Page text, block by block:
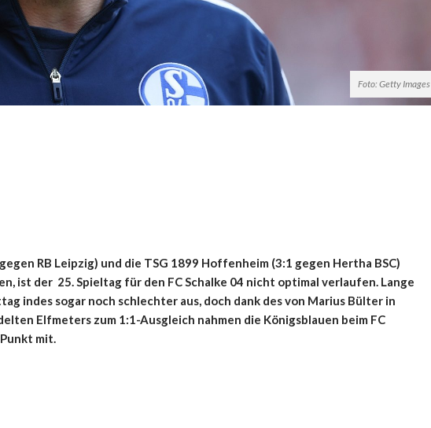
Foto: Getty Images
RB Leipzig) und die TSG 1899 Hoffenheim (3:1 gegen Hertha BSC)
ist der 25. Spieltag für den FC Schalke 04 nicht optimal verlaufen. Lange
indes sogar noch schlechter aus, doch dank des von Marius Bülter in
Elfmeters zum 1:1-Ausgleich nahmen die Königsblauen beim FC
mit.